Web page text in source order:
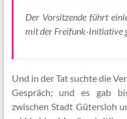
Der Vorsitzende führt
mit der Freifunk-Initiative
Und in der Tat suchte die
Gespräch; und es gab
zwischen Stadt Gütersloh